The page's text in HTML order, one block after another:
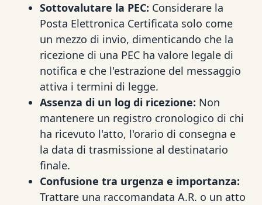
Sottovalutare la PEC: Considerare la
Posta Elettronica Certificata solo come
un mezzo di invio, dimenticando che la
ricezione di una PEC ha valore legale di
notifica e che l'estrazione del messaggio
attiva i termini di legge.
Assenza di un log di ricezione: Non
mantenere un registro cronologico di chi
ha ricevuto l'atto, l'orario di consegna e
la data di trasmissione al destinatario
finale.
Confusione tra urgenza e importanza:
Trattare una raccomandata A.R. o un atto